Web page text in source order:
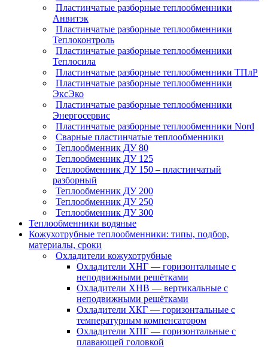
Пластинчатые разборные теплообменники
Анвитэк
Пластинчатые разборные теплообменники
Теплоконтроль
Пластинчатые разборные теплообменники
Теплосила
Пластинчатые разборные теплообменники ТПлР
Пластинчатые разборные теплообменники
ЭксЭко
Пластинчатые разборные теплообменники
Энергосервис
Пластинчатые разборные теплообменники Nord
Сварные пластинчатые теплообменники
Теплообменник ДУ 80
Теплообменник ДУ 125
Теплообменник ДУ 150 – пластинчатый
разборный
Теплообменник ДУ 200
Теплообменник ДУ 250
Теплообменник ДУ 300
Теплообменники водяные
Кожухотрубные теплообменники: типы, подбор,
материалы, сроки
Охладители кожухотрубные
Охладители ХНГ — горизонтальные с
неподвижными решётками
Охладители ХНВ — вертикальные с
неподвижными решётками
Охладители ХКГ — горизонтальные с
температурным компенсатором
Охладители ХПГ — горизонтальные с
плавающей головкой